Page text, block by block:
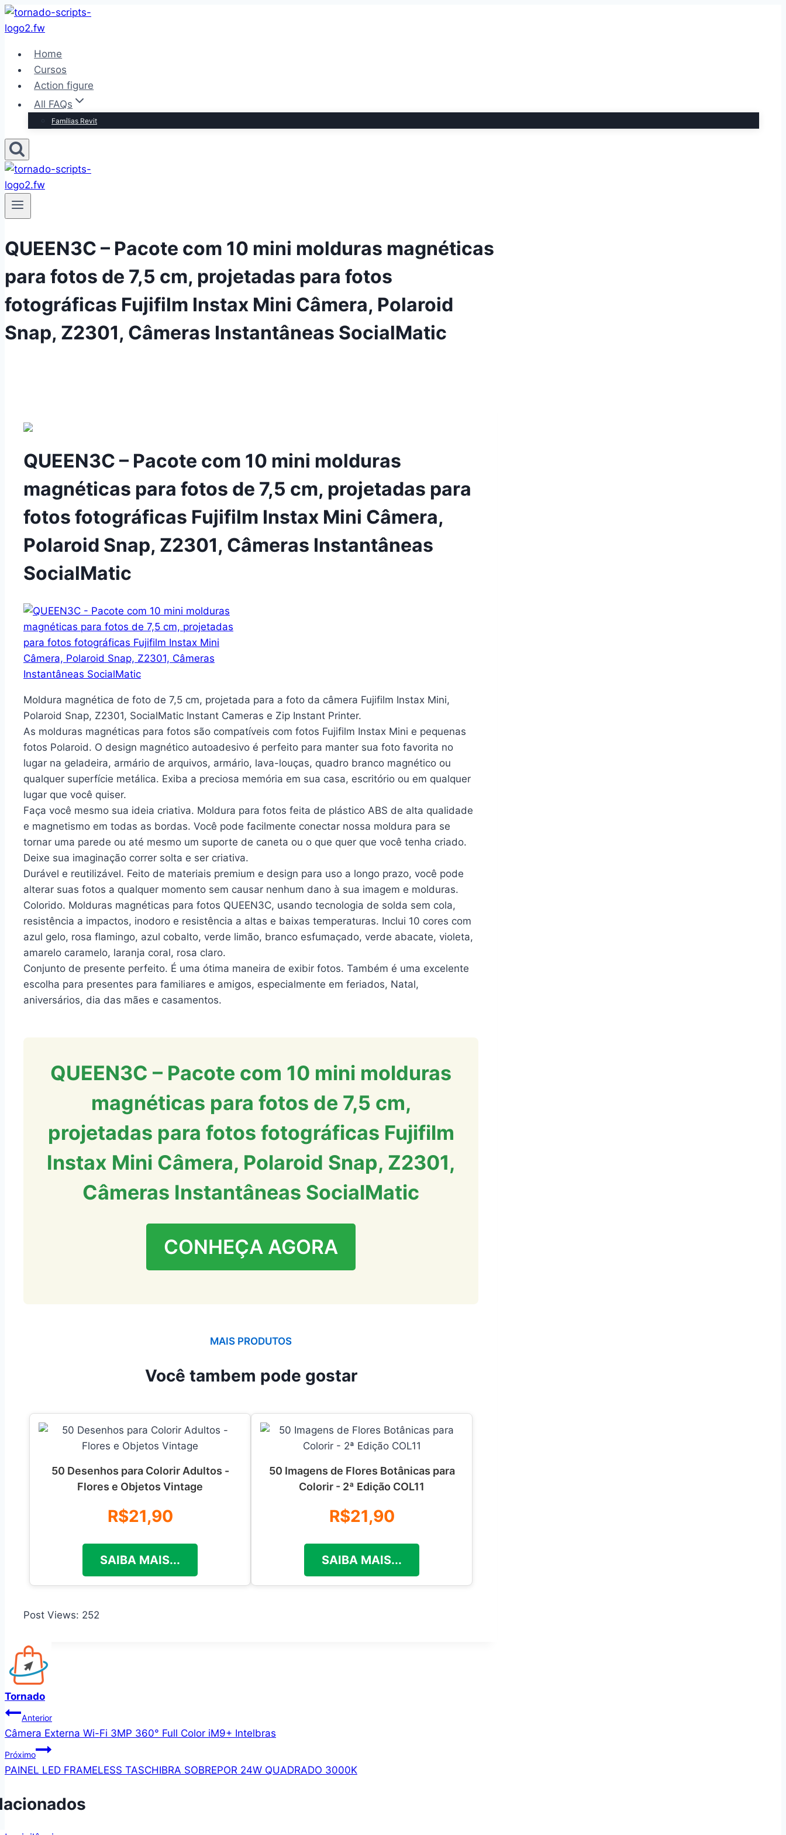
Pular
para
Conteúdo
Home
Cursos
Action figure
All FAQs
Famílias Revit
QUEEN3C – Pacote com 10 mini molduras magnéticas
para fotos de 7,5 cm, projetadas para fotos
fotográficas Fujifilm Instax Mini Câmera, Polaroid
Snap, Z2301, Câmeras Instantâneas SocialMatic
QUEEN3C – Pacote com 10 mini molduras
magnéticas para fotos de 7,5 cm, projetadas para
fotos fotográficas Fujifilm Instax Mini Câmera,
Polaroid Snap, Z2301, Câmeras Instantâneas
SocialMatic
Moldura magnética de foto de 7,5 cm, projetada para a foto da câmera Fujifilm Instax Mini,
Polaroid Snap, Z2301, SocialMatic Instant Cameras e Zip Instant Printer.
As molduras magnéticas para fotos são compatíveis com fotos Fujifilm Instax Mini e pequenas
fotos Polaroid. O design magnético autoadesivo é perfeito para manter sua foto favorita no
lugar na geladeira, armário de arquivos, armário, lava-louças, quadro branco magnético ou
qualquer superfície metálica. Exiba a preciosa memória em sua casa, escritório ou em qualquer
lugar que você quiser.
Faça você mesmo sua ideia criativa. Moldura para fotos feita de plástico ABS de alta qualidade
e magnetismo em todas as bordas. Você pode facilmente conectar nossa moldura para se
tornar uma parede ou até mesmo um suporte de caneta ou o que quer que você tenha criado.
Deixe sua imaginação correr solta e ser criativa.
Durável e reutilizável. Feito de materiais premium e design para uso a longo prazo, você pode
alterar suas fotos a qualquer momento sem causar nenhum dano à sua imagem e molduras.
Colorido. Molduras magnéticas para fotos QUEEN3C, usando tecnologia de solda sem cola,
resistência a impactos, inodoro e resistência a altas e baixas temperaturas. Inclui 10 cores com
azul gelo, rosa flamingo, azul cobalto, verde limão, branco esfumaçado, verde abacate, violeta,
amarelo caramelo, laranja coral, rosa claro.
Conjunto de presente perfeito. É uma ótima maneira de exibir fotos. Também é uma excelente
escolha para presentes para familiares e amigos, especialmente em feriados, Natal,
aniversários, dia das mães e casamentos.
QUEEN3C – Pacote com 10 mini molduras
magnéticas para fotos de 7,5 cm,
projetadas para fotos fotográficas Fujifilm
Instax Mini Câmera, Polaroid Snap, Z2301,
Câmeras Instantâneas SocialMatic
CONHEÇA AGORA
MAIS PRODUTOS
Você tambem pode gostar
50 Desenhos para Colorir Adultos -
Flores e Objetos Vintage
R$21,90
SAIBA MAIS...
50 Imagens de Flores Botânicas para
Colorir - 2ª Edição COL11
R$21,90
SAIBA MAIS...
Post Views: 252
Tornado
Navegação
de
Post
Anterior
Câmera Externa Wi-Fi 3MP 360° Full Color iM9+ Intelbras
Próximo
PAINEL LED FRAMELESS TASCHIBRA SOBREPOR 24W QUADRADO 3000K